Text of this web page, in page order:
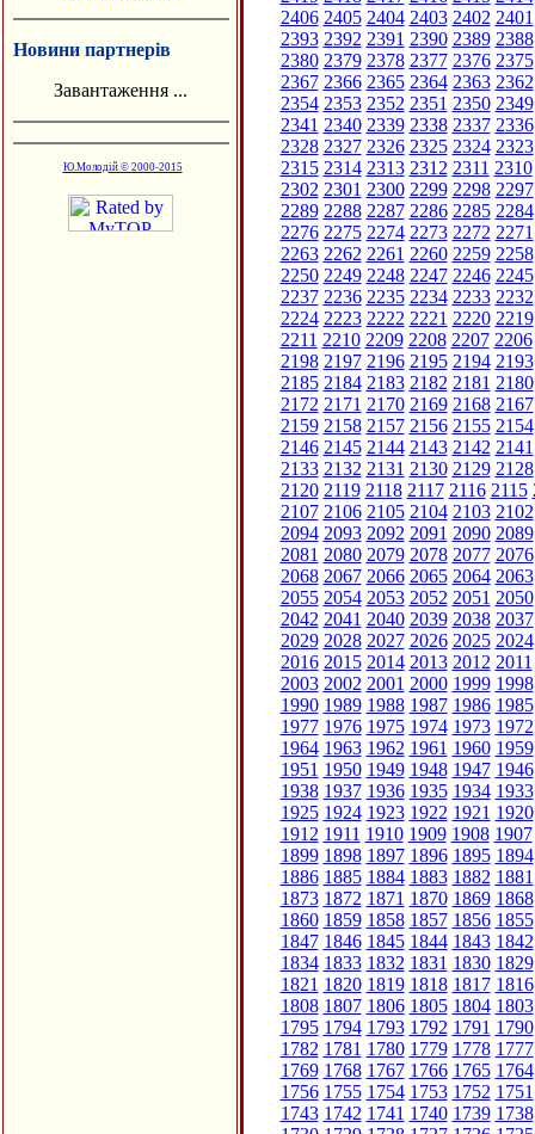
Новини партнерів
Завантаження ...
Ю.Молодій © 2000-2015
2406 2405 2404 2403 2402 2401
2393 2392 2391 2390 2389 2388
2380 2379 2378 2377 2376 2375
2367 2366 2365 2364 2363 2362
2354 2353 2352 2351 2350 2349
2341 2340 2339 2338 2337 2336
2328 2327 2326 2325 2324 2323
2315 2314 2313 2312 2311 2310
2302 2301 2300 2299 2298 2297
2289 2288 2287 2286 2285 2284
2276 2275 2274 2273 2272 2271
2263 2262 2261 2260 2259 2258
2250 2249 2248 2247 2246 2245
2237 2236 2235 2234 2233 2232
2224 2223 2222 2221 2220 2219
2211 2210 2209 2208 2207 2206
2198 2197 2196 2195 2194 2193
2185 2184 2183 2182 2181 2180
2172 2171 2170 2169 2168 2167
2159 2158 2157 2156 2155 2154
2146 2145 2144 2143 2142 2141
2133 2132 2131 2130 2129 2128
2120 2119 2118 2117 2116 2115
2107 2106 2105 2104 2103 2102
2094 2093 2092 2091 2090 2089
2081 2080 2079 2078 2077 2076
2068 2067 2066 2065 2064 2063
2055 2054 2053 2052 2051 2050
2042 2041 2040 2039 2038 2037
2029 2028 2027 2026 2025 2024
2016 2015 2014 2013 2012 2011
2003 2002 2001 2000 1999 1998
1990 1989 1988 1987 1986 1985
1977 1976 1975 1974 1973 1972
1964 1963 1962 1961 1960 1959
1951 1950 1949 1948 1947 1946
1938 1937 1936 1935 1934 1933
1925 1924 1923 1922 1921 1920
1912 1911 1910 1909 1908 1907
1899 1898 1897 1896 1895 1894
1886 1885 1884 1883 1882 1881
1873 1872 1871 1870 1869 1868
1860 1859 1858 1857 1856 1855
1847 1846 1845 1844 1843 1842
1834 1833 1832 1831 1830 1829
1821 1820 1819 1818 1817 1816
1808 1807 1806 1805 1804 1803
1795 1794 1793 1792 1791 1790
1782 1781 1780 1779 1778 1777
1769 1768 1767 1766 1765 1764
1756 1755 1754 1753 1752 1751
1743 1742 1741 1740 1739 1738